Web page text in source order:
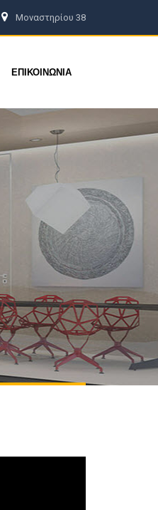
Μοναστηρίου 38
ΕΠΙΚΟΙΝΩΝΙΑ